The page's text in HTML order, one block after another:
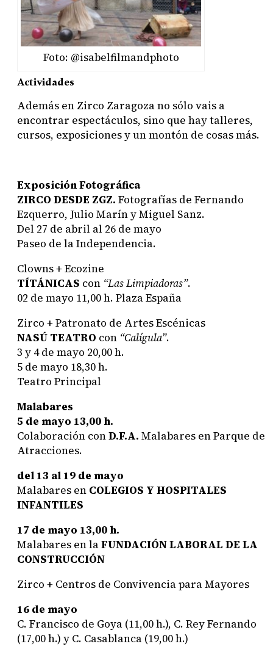
Foto: @isabelfilmandphoto
Actividades
Además en Zirco Zaragoza no sólo vais a
encontrar espectáculos, sino que hay talleres,
cursos, exposiciones y un montón de cosas más.
Exposición Fotográfica
ZIRCO DESDE ZGZ. Fotografías de Fernando
Ezquerro, Julio Marín y Miguel Sanz.
Del 27 de abril al 26 de mayo
Paseo de la Independencia.
Clowns + Ecozine
TÍTÁNICAS con “Las Limpiadoras”.
02 de mayo 11,00 h. Plaza España
Zirco + Patronato de Artes Escénicas
NASÚ TEATRO con “Calígula”.
3 y 4 de mayo 20,00 h.
5 de mayo 18,30 h.
Teatro Principal
Malabares
5 de mayo 13,00 h.
Colaboración conD.F.A. Malabares en Parque de
Atracciones.
del 13 al 19 de mayo
Malabares en COLEGIOS Y HOSPITALES
INFANTILES
17 de mayo 13,00 h.
Malabares en laFUNDACIÓN LABORAL DE LA
CONSTRUCCIÓN
Zirco + Centros de Convivencia para Mayores
16 de mayo
C. Francisco de Goya (11,00 h.), C. Rey Fernando
(17,00 h.) y C. Casablanca (19,00 h.)